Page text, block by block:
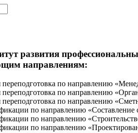
развития
направлениям:
по направлению
по направлению
по направлению
по направлению «Составление
по направлению
по направлению